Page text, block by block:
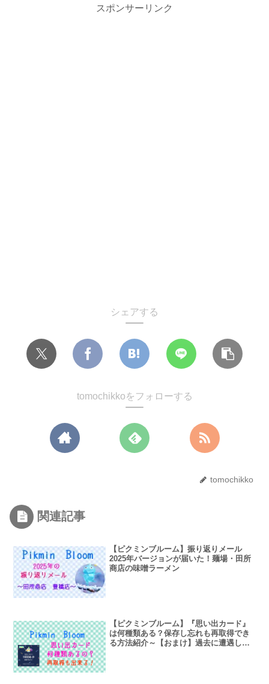
スポンサーリンク
シェアする
tomochikkoをフォローする
tomochikko
関連記事
【ピクミンブルーム】振り返りメール
2025年バージョンが届いた！麺場・田所
商店の味噌ラーメン
【ピクミンブルーム】『思い出カード』
は何種類ある？保存し忘れも再取得でき
る方法紹介～【おまけ】過去に遭遇した